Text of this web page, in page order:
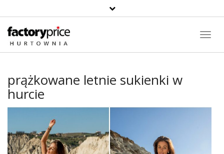
prążkowane letnie sukienki w
hurcie